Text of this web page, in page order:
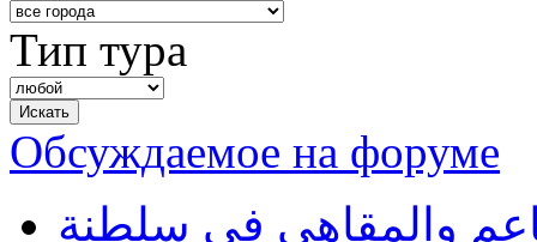
Тип тура
Обсуждаемое на форуме
والمقاهي في سلطنة